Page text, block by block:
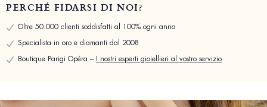
PERCHÉ FIDARSI DI NOI?
Oltre 50.000 clienti soddisfatti al 100% ogni anno
Specialista in oro e diamanti dal 2008
Boutique Parigi Opéra – I nostri esperti gioiellieri al vostro servizio